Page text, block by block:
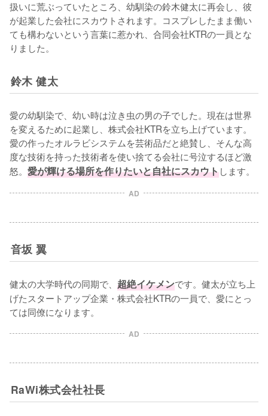
扱いに荒ぶっていたところ、幼馴染の鈴木健太に再会し、彼
が起業した会社にスカウトされます。コスプレしたまま働い
ても構わないという言葉に惹かれ、合同会社KTRの一員とな
りました。
鈴木 健太
愛の幼馴染で、幼い時は泣き虫の男の子でした。現在は世界
を変えるために起業し、株式会社KTRを立ち上げています。
愛の作ったオルラビシステムを芸術品だと絶賛し、そんな高
度な技術を持った技術者を使い捨てる会社に号泣するほど激
怒。 愛が輝ける場所を作りたいと自社にスカウトします。
AD
音坂 翼
健太の大学時代の同期で、 超絶イケメンです。健太が立ち上
げたスタートアップ企業・株式会社KTRの一員で、愛にとっ
ては同僚になります。
AD
RaWi株式会社社長